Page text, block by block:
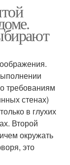
требованиям
стенах)
в глухих
Второй
окружать
это